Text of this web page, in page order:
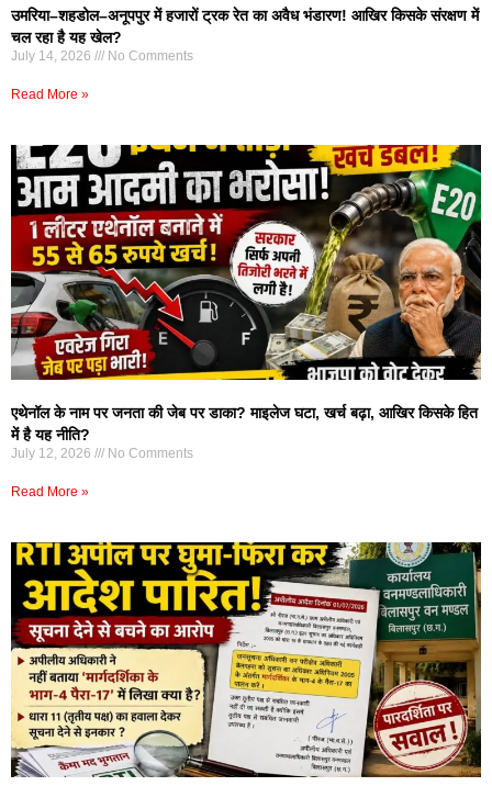
उमरिया–शहडोल–अनूपपुर में हजारों ट्रक रेत का अवैध भंडारण! आखिर किसके संरक्षण में
चल रहा है यह खेल?
July 14, 2026 No Comments
Read More »
एथेनॉल के नाम पर जनता की जेब पर डाका? माइलेज घटा, खर्च बढ़ा, आखिर किसके हित
में है यह नीति?
July 12, 2026 No Comments
Read More »